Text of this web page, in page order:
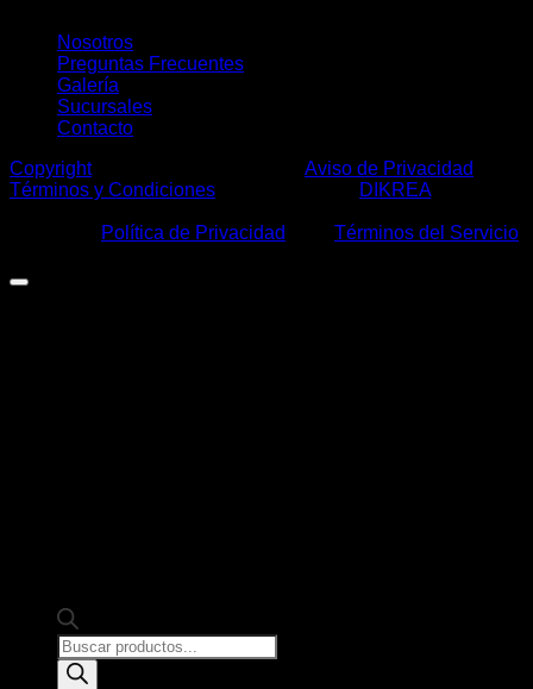
Nosotros
Preguntas Frecuentes
Galería
Sucursales
Contacto
Copyright2026 © Aviso de Privacidad
Términos y Condiciones
DIKREA|
Política de Privacidad
Términos del Servicio
Products
search